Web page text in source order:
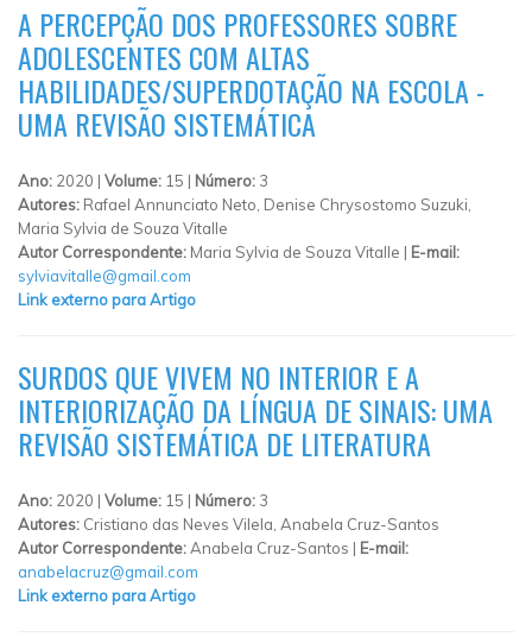
A PERCEPÇÃO DOS PROFESSORES SOBRE
ADOLESCENTES COM ALTAS
HABILIDADES/SUPERDOTAÇÃO NA ESCOLA -
UMA REVISÃO SISTEMÁTICA
Ano: 2020 | Volume: 15 | Número: 3
Autores: Rafael Annunciato Neto, Denise Chrysostomo Suzuki,
Maria Sylvia de Souza Vitalle
Autor Correspondente: Maria Sylvia de Souza Vitalle | E-mail:
sylviavitalle@gmail.com
Link externo para Artigo
SURDOS QUE VIVEM NO INTERIOR E A
INTERIORIZAÇÃO DA LÍNGUA DE SINAIS: UMA
REVISÃO SISTEMÁTICA DE LITERATURA
Ano: 2020 | Volume: 15 | Número: 3
Autores: Cristiano das Neves Vilela, Anabela Cruz-Santos
Autor Correspondente:Anabela Cruz-Santos | E-mail:
anabelacruz@gmail.com
Link externo para Artigo